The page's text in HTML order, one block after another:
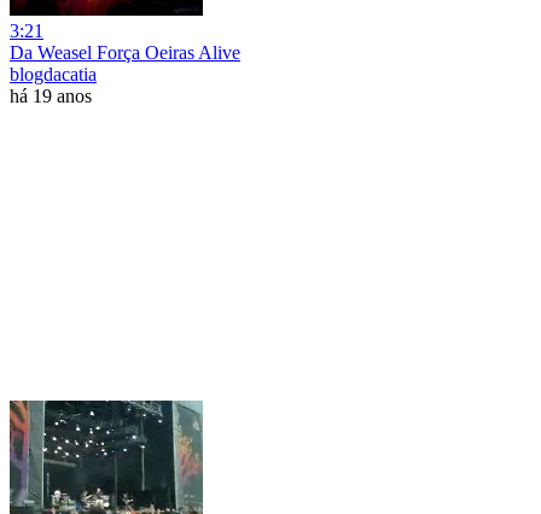
3:21
Da Weasel Força Oeiras Alive
blogdacatia
há 19 anos